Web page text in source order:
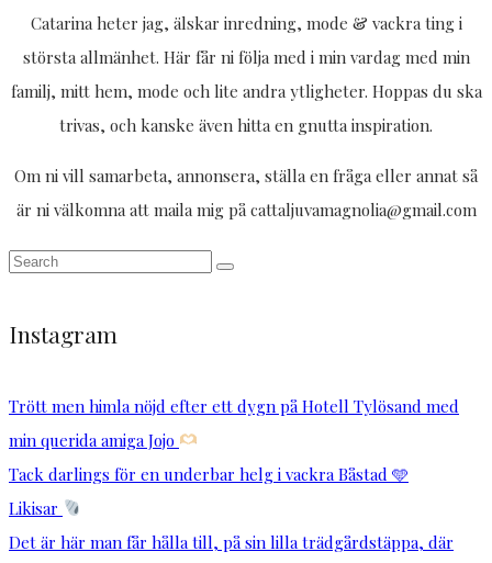
Catarina heter jag, älskar inredning, mode & vackra ting i
största allmänhet. Här får ni följa med i min vardag med min
familj, mitt hem, mode och lite andra ytligheter. Hoppas du ska
trivas, och kanske även hitta en gnutta inspiration.
Om ni vill samarbeta, annonsera, ställa en fråga eller annat så
är ni välkomna att maila mig på cattaljuvamagnolia@gmail.com
Instagram
Trött men himla nöjd efter ett dygn på Hotell Tylösand med
min querida amiga Jojo
Tack darlings för en underbar helg i vackra Båstad 🩵
Likisar
Det är här man får hålla till, på sin lilla trädgårdstäppa, där